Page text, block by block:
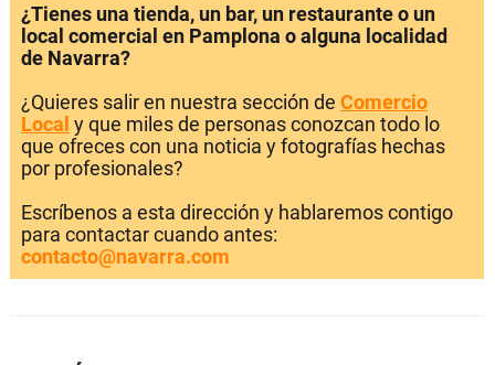
¿Tienes una tienda, un bar, un restaurante o un
local comercial en Pamplona o alguna localidad
de Navarra?
¿Quieres salir en nuestra sección de Comercio
Local y que miles de personas conozcan todo lo
que ofreces con una noticia y fotografías hechas
por profesionales?
Escríbenos a esta dirección y hablaremos contigo
para contactar cuando antes:
contacto@navarra.com